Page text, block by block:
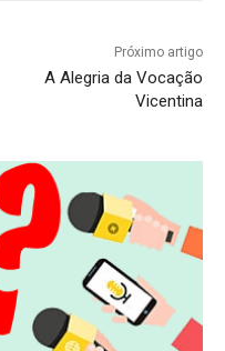
Próximo artigo
A Alegria da Vocação
Vicentina